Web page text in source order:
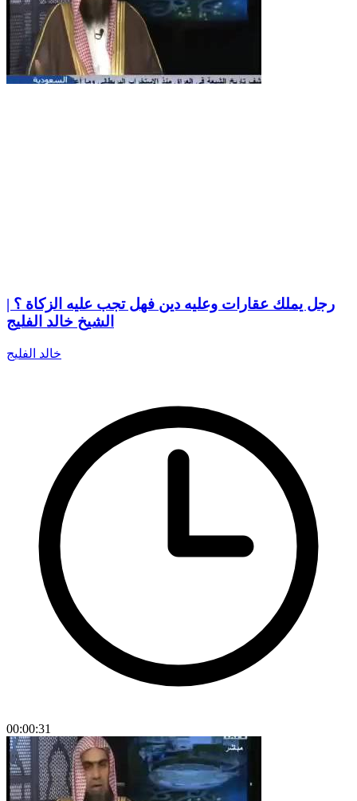
رجل يملك عقارات وعليه دين فهل تجب عليه الزكاة ؟ |
الشيخ خالد الفليج
خالد الفليج
00:00:31